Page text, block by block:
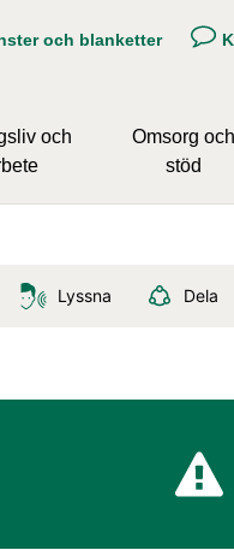
och blanketter
och
Omsorg och
stöd
Lyssna Dela